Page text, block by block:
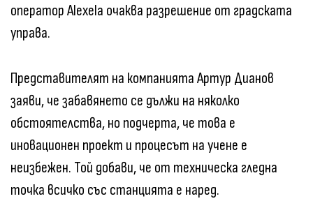
оператор Alexela очаква разрешение от градската
управа.
Представителят на компанията Артур Дианов
заяви, че забавянето се дължи на няколко
обстоятелства, но подчерта, че това е
иновационен проект и процесът на учене е
неизбежен. Той добави, че от техническа гледна
точка всичко със станцията е наред.